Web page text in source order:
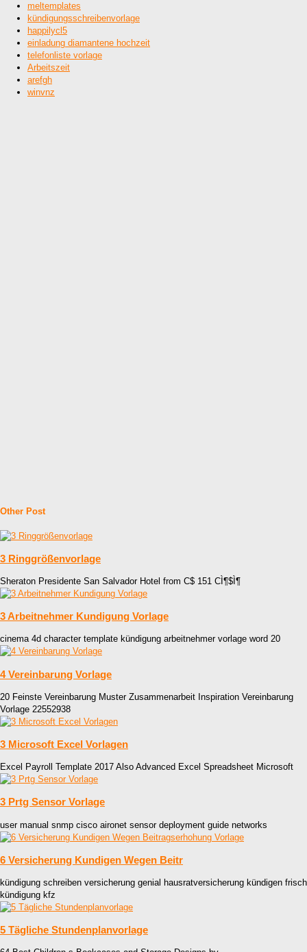
meltemplates
kündigungsschreibenvorlage
happilycl5
einladung diamantene hochzeit
telefonliste vorlage
Arbeitszeit
arefgh
winvnz
Other Post
3 Ringgrößenvorlage
Sheraton Presidente San Salvador Hotel from C$ 151 CÌ¶$Ì¶
3 Arbeitnehmer Kundigung Vorlage
cinema 4d character template kündigung arbeitnehmer vorlage word 20
4 Vereinbarung Vorlage
20 Feinste Vereinbarung Muster Zusammenarbeit Inspiration Vereinbarung
Vorlage 22552938
3 Microsoft Excel Vorlagen
Excel Payroll Template 2017 Also Advanced Excel Spreadsheet Microsoft
3 Prtg Sensor Vorlage
user manual snmp cisco aironet sensor deployment guide networks
6 Versicherung Kundigen Wegen Beitr
kündigung schreiben versicherung genial hausratversicherung kündigen frisch
kündigung kfz
5 Tägliche Stundenplanvorlage